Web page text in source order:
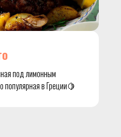
под лимонным
популярная в Греции🍋